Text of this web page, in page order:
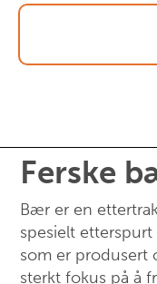
Ferske
Bær er en
spesielt
som er produsert
sterkt fokus på å